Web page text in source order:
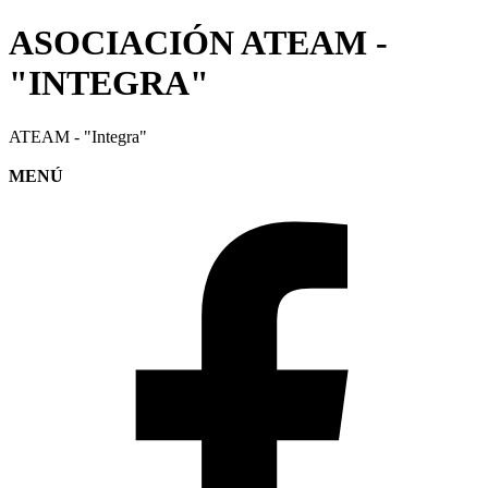
ASOCIACIÓN ATEAM -
"INTEGRA"
ATEAM - "Integra"
MENÚ